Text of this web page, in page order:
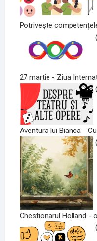
Potrivește
27 martie - Ziua
Aventura lui Bianca -
Chestionarul Holland -